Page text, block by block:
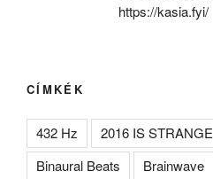
https://kasia.fyi/
CÍMKÉK
432 Hz 2016 IS STRANGE
Binaural Beats
Brainwave